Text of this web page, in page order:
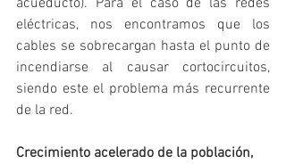
eléctricas, nos encontramos que los
cables se sobrecargan hasta el punto de
incendiarse al causar cortocircuitos,
siendo este el problema más recurrente
de la red.
Crecimiento acelerado de la población,